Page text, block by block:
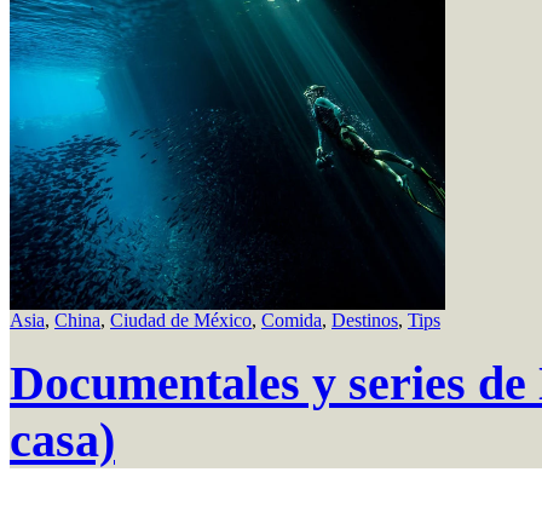
Asia, China, Ciudad de México, Comida, Destinos, Tips
Documentales y series
casa)